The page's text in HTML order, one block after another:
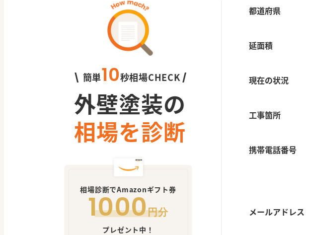
\ 簡単10秒相場CHECK /
外壁塗装の
相場を診断
相場診断でAmazonギフト券
1000円分
プレゼント中！
都道府県
延面積
現在の状況
工事箇所
携帯電話番号
メールアドレス